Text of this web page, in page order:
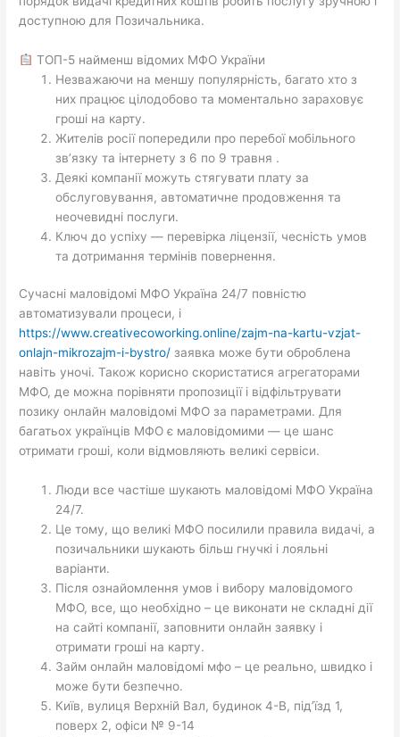
доступною для Позичальника.
ТОП-5 найменш відомих МФО України
Незважаючи на меншу популярність, багато хто з
них працює цілодобово та моментально зараховує
гроші на карту.
Жителів росії попередили про перебої мобільного
зв’язку та інтернету з 6 по 9 травня .
Деякі компанії можуть стягувати плату за
обслуговування, автоматичне продовження та
неочевидні послуги.
Ключ до успіху — перевірка ліцензії, чесність умов
та дотримання термінів повернення.
Сучасні маловідомі МФО Україна 24/7 повністю
автоматизували процеси, і
https://www.creativecoworking.online/zajm-na-kartu-vzjat-
onlajn-mikrozajm-i-bystro/ заявка може бути оброблена
навіть уночі. Також корисно скористатися агрегаторами
МФО, де можна порівняти пропозиції і відфільтрувати
позику онлайн маловідомі МФО за параметрами. Для
багатьох українців МФО є маловідомими — це шанс
отримати гроші, коли відмовляють великі сервіси.
Люди все частіше шукають маловідомі МФО Україна
24/7.
Це тому, що великі МФО посилили правила видачі, а
позичальники шукають більш гнучкі і лояльні
варіанти.
Після ознайомлення умов і вибору маловідомого
МФО, все, що необхідно – це виконати не складні дії
на сайті компанії, заповнити онлайн заявку і
отримати гроші на карту.
Займ онлайн маловідомі мфо – це реально, швидко і
може бути безпечно.
Київ, вулиця Верхній Вал, будинок 4-В, під’їзд 1,
поверх 2, офіси № 9-14